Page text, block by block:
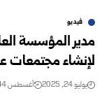
فيديو
مدير المؤسسة
لإنشاء مجتمعات
يوليو 24, 2025 أغسطس 14, 2025